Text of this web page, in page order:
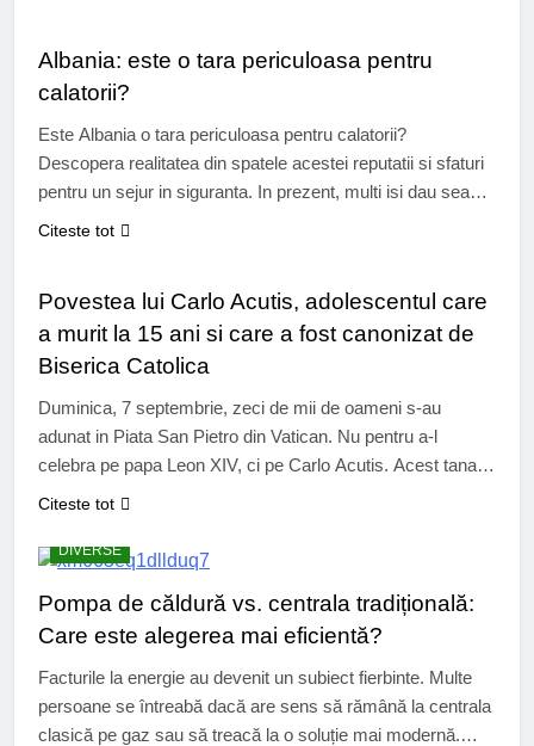
Albania: este o tara periculoasa pentru
calatorii?
Este Albania o tara periculoasa pentru calatorii?
Descopera realitatea din spatele acestei reputatii si sfaturi
pentru un sejur in siguranta. In prezent, multi isi dau seama
ca este oportun sa descopere Albania. Albania, tara din
domina lacuri cu…
Citeste tot
Povestea lui Carlo Acutis, adolescentul care
a murit la 15 ani si care a fost canonizat de
Biserica Catolica
Duminica, 7 septembrie, zeci de mii de oameni s-au
adunat in Piata San Pietro din Vatican. Nu pentru a-l
celebra pe papa Leon XIV, ci pe Carlo Acutis. Acest tanar
adolescent italian, decedat in 2006 la varsta de 15 ani, a
secolului XXI. Era pasionat de…
Citeste tot
DIVERSE
Pompa de căldură vs. centrala tradițională:
Care este alegerea mai eficientă?
Facturile la energie au devenit un subiect fierbinte. Multe
persoane se întreabă dacă are sens să rămână la centrala
clasică pe gaz sau să treacă la o soluție mai modernă.